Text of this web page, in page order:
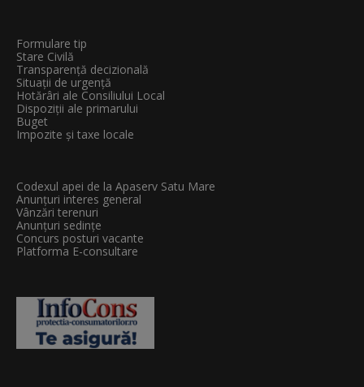
Formulare tip
Stare Civilă
Transparenţă decizională
Situații de urgență
Hotărâri ale Consiliului Local
Dispoziții ale primarului
Buget
Impozite și taxe locale
Codexul apei de la Apaserv Satu Mare
Anunțuri interes general
Vânzări terenuri
Anunțuri sedințe
Concurs posturi vacante
Platforma E-consultare